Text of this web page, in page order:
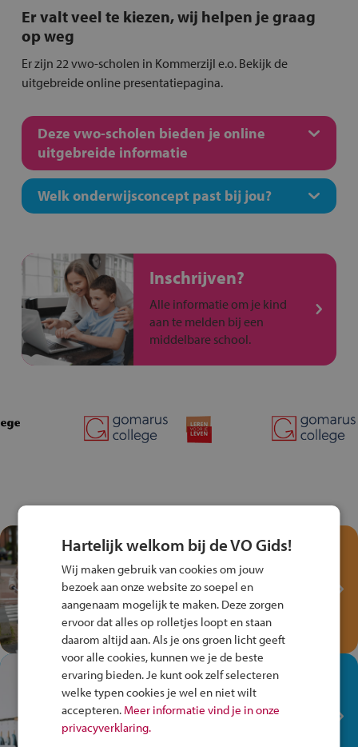
Er valt veel te kiezen, wij helpen je graag
op weg
Er zijn 22 vwo-scholen in Kommerzijl e.o. Bekijk de
uitgebreide online presentatiepagina.
Deze vwo-scholen bieden je online
uitgebreide informatie
Welk onderwijsconcept past bij jou?
Inschrijven?
Alle informatie om je kind
aan te melden bij een
middelbare school.
Test je kennis met het
Fiets Veilig
Verkeersspel!
Speel het Fiets Veilig Verkeersspel
en win een Cortina-fiets!
In de winkel ben je op je
plek!
Ontdek via het vmbo jouw talent
op de winkelvloer, waar elke dag
Hartelijk welkom bij de VO Gids!
Wij maken gebruik van cookies om jouw
bezoek aan onze website zo soepel en
aangenaam mogelijk te maken. Deze zorgen
ervoor dat alles op rolletjes loopt en staan
daarom altijd aan. Als je ons groen licht geeft
voor alle cookies, kunnen we je de beste
ervaring bieden. Je kunt ook zelf selecteren
welke typen cookies je wel en niet wilt
accepteren. Meer informatie vind je in onze
privacyverklaring.